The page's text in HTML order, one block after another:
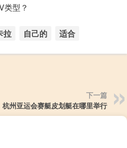
类型？
拉 自己的 适合
下一篇
杭州亚运会赛艇皮划艇在哪里举行